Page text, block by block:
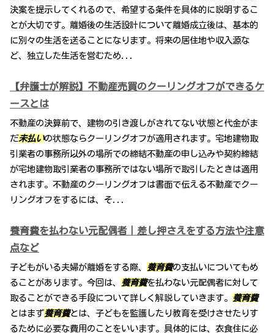
決案を提示してくれるので、希望する条件を具体的に説明するこ
とが大切です。離婚後の生活設計について離婚成立後は、基本的
に別々の生活を送ることになります。将来の居住地や収入源な
ど、独立した生活を営むため...
【弁護士が解説】不動産売買のクーリングオフができるケ
ースとは
不動産の決算前で、建物の引き渡しがされてない状態と代金がま
だ未払いの状態ならクーリングオフが適用されます。宅地建物取
引業者の事務所以外の場所での締結不動産の申し込みや契約締結
が宅地建物取引業者の事務所ではない場所で取引したときは適用
されます。不動産のクーリングオフは書面で伝える不動産でクー
リングオフをするには、そ...
養育費を払わない元配偶者｜差し押さえをする方法や注意
点など
子どもがいる夫婦が離婚をする際、 養育費の支払いについてもめ
ることがあります。今回は、 養育費を払わない元配偶者に対して
取ることができる手段について詳しく解説していきます。 養育費
とはまず養育費とは、子どもを監護したり教育を受けさせたりす
るために必要な費用のことをいいます。具体的には、衣食住に必